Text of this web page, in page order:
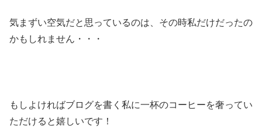
気まずい空気だと思っているのは、その時私だけだったの
かもしれません・・・
もしよければブログを書く私に一杯のコーヒーを奢ってい
ただけると嬉しいです！